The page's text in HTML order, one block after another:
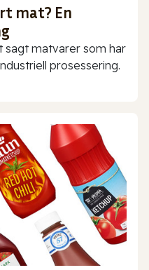
mat? En
matvarer som har
prosessering.